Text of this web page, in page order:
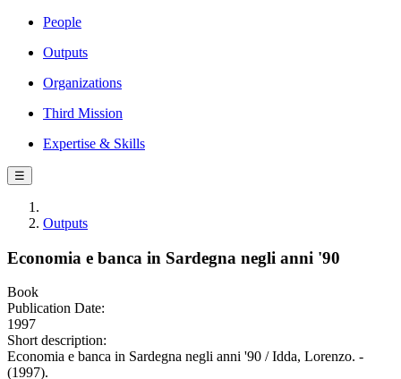
People
Outputs
Organizations
Third Mission
Expertise & Skills
☰
Outputs
Economia e banca in Sardegna negli anni '90
Book
Publication Date:
1997
Short description:
Economia e banca in Sardegna negli anni '90 / Idda, Lorenzo. -
(1997).